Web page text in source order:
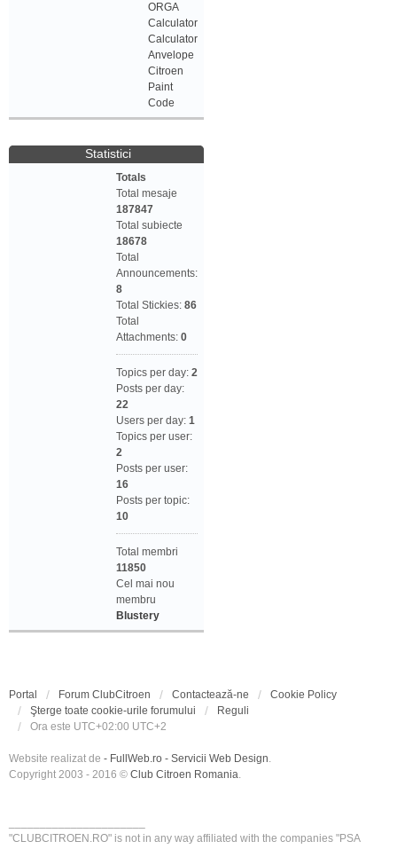
ORGA
Calculator
Calculator
Anvelope
Citroen
Paint
Code
Statistici
Totals
Total mesaje
187847
Total subiecte
18678
Total
Announcements:
8
Total Stickies: 86
Total
Attachments: 0
Topics per day: 2
Posts per day:
22
Users per day: 1
Topics per user:
2
Posts per user:
16
Posts per topic:
10
Total membri
11850
Cel mai nou
membru
Blustery
Portal Forum ClubCitroen Contactează-ne
Cookie Policy
Şterge toate cookie-urile forumului
Reguli
Ora este UTC+02:00 UTC+2
Website realizat de - FullWeb.ro - Servicii Web Design.
Copyright 2003 - 2016 © Club Citroen Romania.
"CLUBCITROEN.RO" is not in any way affiliated with the companies "PSA